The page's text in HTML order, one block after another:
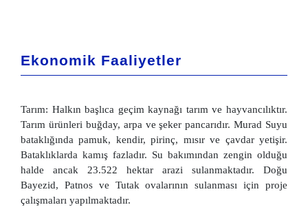
Ekonomik Faaliyetler
Tarım: Halkın başlıca geçim kaynağı tarım ve hayvancılıktır.
Tarım ürünleri buğday, arpa ve şeker pancarıdır. Murad Suyu
bataklığında pamuk, kendir, pirinç, mısır ve çavdar yetişir.
Bataklıklarda kamış fazladır. Su bakımından zengin olduğu
halde ancak 23.522 hektar arazi sulanmaktadır. Doğu
Bayezid, Patnos ve Tutak ovalarının sulanması için proje
çalışmaları yapılmaktadır.